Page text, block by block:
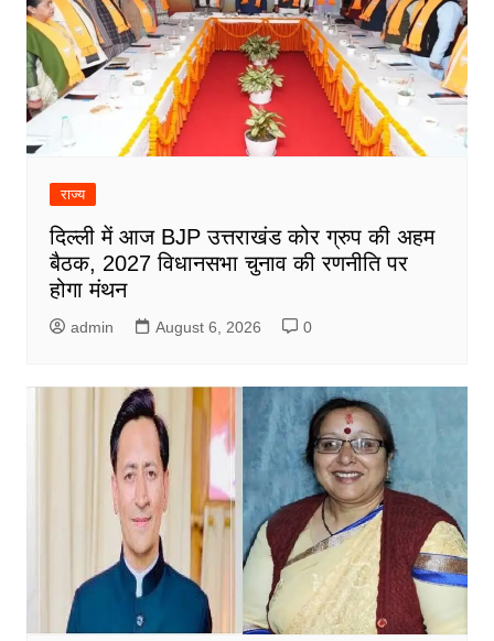
राज्य
दिल्ली में आज BJP उत्तराखंड कोर ग्रुप की अहम
बैठक, 2027 विधानसभा चुनाव की रणनीति पर
होगा मंथन
admin August 6, 2026 0